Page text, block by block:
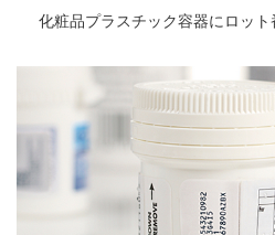
化粧品プラスチック容器にロット